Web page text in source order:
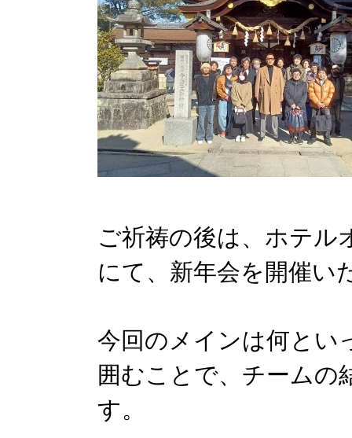
ご祈祷の後は、ホテル
にて、新年会を開催い
今回のメインは何とい
囲むことで、チームの
す。